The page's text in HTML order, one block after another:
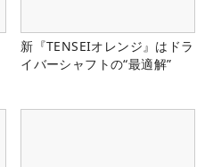
新『TENSEIオレンジ』はドラ
イバーシャフトの“最適解”